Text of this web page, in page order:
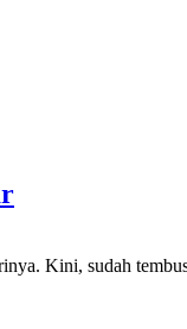
Kini, sudah